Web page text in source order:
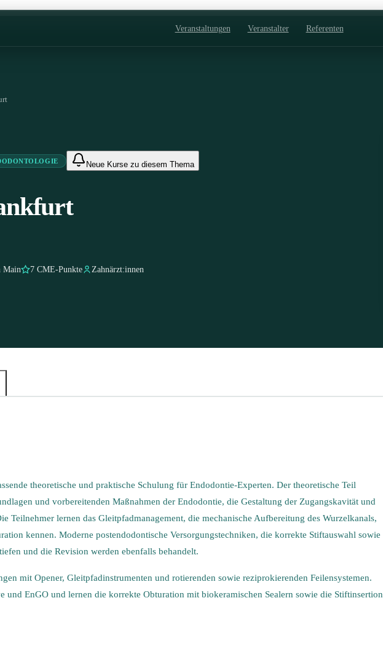
Veranstaltungen Veranstalter Referenten
Neue Kurse zu diesem Thema
Main 7 CME-Punkte Zahnärzt:innen
theoretische und praktische Schulung für Endodontie-Experten. Der theoretische Teil
und vorbereitenden Maßnahmen der Endodontie, die Gestaltung der Zugangskavität und
Teilnehmer lernen das Gleitpfadmanagement, die mechanische Aufbereitung des Wurzelkanals,
kennen. Moderne postendodontische Versorgungstechniken, die korrekte Stiftauswahl sowie
und die Revision werden ebenfalls behandelt.
mit Opener, Gleitpfadinstrumenten und rotierenden sowie reziprokierenden Feilensystemen.
und EnGO und lernen die korrekte Obturation mit biokeramischen Sealern sowie die Stiftinsertion